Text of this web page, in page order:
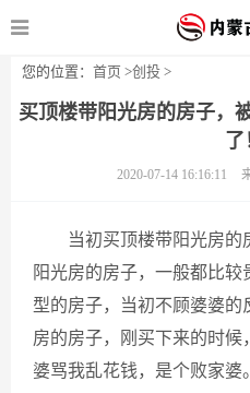
您的位置： 首页 >创投 >
买顶楼带阳光房的房子，
了
2020-07-14 16:16:11
当初买顶楼带阳光房
阳光房的房子，一般都比
型的房子，当初不顾婆婆
房的房子，刚买下来的时
婆骂我乱花钱，是个败家